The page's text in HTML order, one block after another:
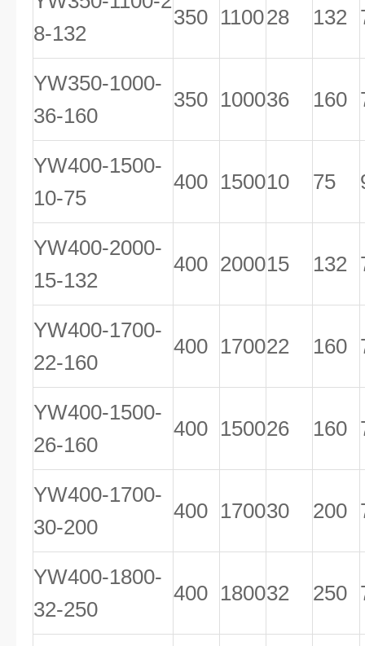
8-132
350 110028 132
YW350-1000-
36-160
350 100036 160
YW400-1500-
10-75
400 150010 75
YW400-2000-
15-132
400 200015 132
YW400-1700-
22-160
400 170022 160
YW400-1500-
26-160
400 150026 160
YW400-1700-
30-200
400 170030 200
YW400-1800-
32-250
400 180032 250